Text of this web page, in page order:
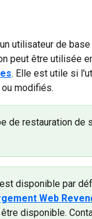
utilisateur de
peut être utilisée
. Elle est utile si
modifiés.
de restauration de
disponible par
Web
disponible.